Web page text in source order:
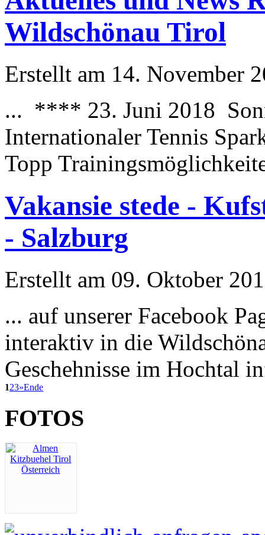
Wildschönau Tirol
Erstellt am 14. November
... **** 23. Juni 2018
Internationaler Tennis
Topp Trainingsmöglichkeit
Vakansie stede -
- Salzburg
Erstellt am 09. Oktober
... auf unserer Facebook
interaktiv in die
Geschehnisse im Hochtal
123»Ende
FOTOS